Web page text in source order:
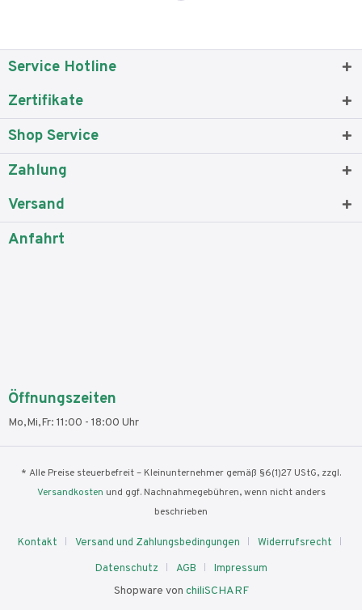
Service Hotline
Zertifikate
Shop Service
Zahlung
Versand
Anfahrt
Öffnungszeiten
Mo,Mi,Fr: 11:00 - 18:00 Uhr
* Alle Preise steuerbefreit – Kleinunternehmer gemäß §6(1)27 UStG, zzgl.
Versandkosten und ggf. Nachnahmegebühren, wenn nicht anders
beschrieben
Kontakt Versand und Zahlungsbedingungen
Widerrufsrecht
Datenschutz
AGB Impressum
Shopware von chiliSCHARF